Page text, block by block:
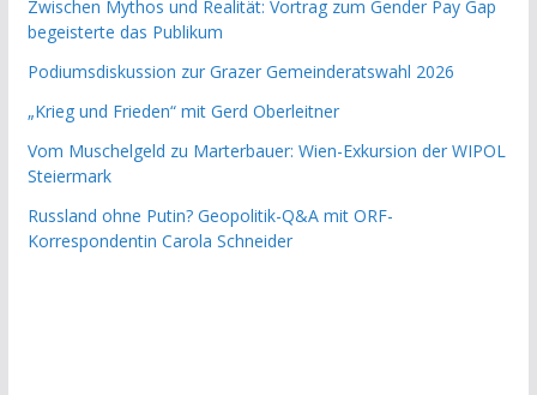
Zwischen Mythos und Realität: Vortrag zum Gender Pay Gap
begeisterte das Publikum
Podiumsdiskussion zur Grazer Gemeinderatswahl 2026
„Krieg und Frieden“ mit Gerd Oberleitner
Vom Muschelgeld zu Marterbauer: Wien-Exkursion der WIPOL
Steiermark
Russland ohne Putin? Geopolitik-Q&A mit ORF-
Korrespondentin Carola Schneider